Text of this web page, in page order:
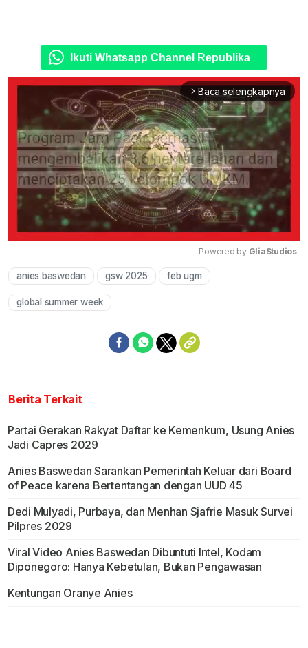
Ikuti Whatsapp Channel Republika
arrow_forward_ios Baca selengkapnya
Powered by GliaStudios
anies baswedan gsw 2025 feb ugm
global summer week
Berita Terkait
Partai Gerakan Rakyat Daftar ke Kemenkum, Usung Anies
Jadi Capres 2029
Anies Baswedan Sarankan Pemerintah Keluar dari Board
of Peace karena Bertentangan dengan UUD 45
Dedi Mulyadi, Purbaya, dan Menhan Sjafrie Masuk Survei
Pilpres 2029
Viral Video Anies Baswedan Dibuntuti Intel, Kodam
Diponegoro: Hanya Kebetulan, Bukan Pengawasan
Kentungan Oranye Anies